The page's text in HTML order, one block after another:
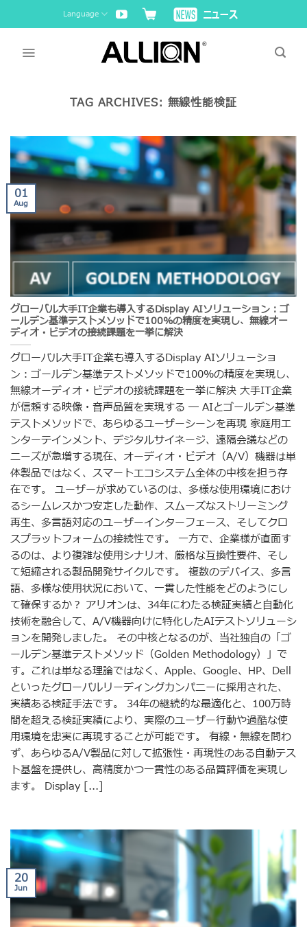
to
Language
TAG ARCHIVES: 無線性能検証
グローバル大手IT企業も導入するDisplay AIソリューション：ゴ
ールデン基準テストメソッドで100%の精度を実現し、無線オー
ディオ・ビデオの接続課題を一挙に解決
グローバル大手IT企業も導入するDisplay AIソリューショ
ン：ゴールデン基準テストメソッドで100%の精度を実現し、
無線オーディオ・ビデオの接続課題を一挙に解決 大手IT企業
が信頼する映像・音声品質を実現する ― AIとゴールデン基準
テストメソッドで、あらゆるユーザーシーンを再現 家庭用エ
ンターテインメント、デジタルサイネージ、遠隔会議などの
ニーズが急増する現在、オーディオ・ビデオ（A/V）機器は単
体製品ではなく、スマートエコシステム全体の中核を担う存
在です。 ユーザーが求めているのは、多様な使用環境におけ
るシームレスかつ安定した動作、スムーズなストリーミング
再生、多言語対応のユーザーインターフェース、そしてクロ
スプラットフォームの接続性です。 一方で、企業様が直面す
るのは、より複雑な使用シナリオ、厳格な互換性要件、そし
て短縮される製品開発サイクルです。 複数のデバイス、多言
語、多様な使用状況において、一貫した性能をどのようにし
て確保するか？ アリオンは、34年にわたる検証実績と自動化
技術を融合して、A/V機器向けに特化したAIテストソリューシ
ョンを開発しました。 その中核となるのが、当社独自の「ゴ
ールデン基準テストメソッド（Golden Methodology）」で
す。これは単なる理論ではなく、Apple、Google、HP、Dell
といったグローバルリーディングカンパニーに採用された、
実績ある検証手法です。 34年の継続的な最適化と、100万時
間を超える検証実績により、実際のユーザー行動や過酷な使
用環境を忠実に再現することが可能です。 有線・無線を問わ
ず、あらゆるA/V製品に対して拡張性・再現性のある自動テス
ト基盤を提供し、高精度かつ一貫性のある品質評価を実現し
ます。 Display [...]
01
Aug
20
Jun